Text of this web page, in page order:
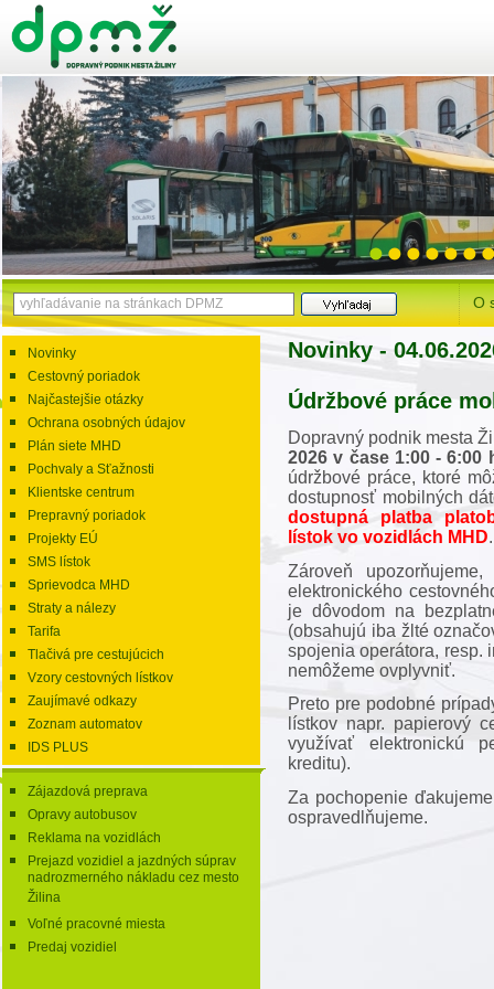
O
Novinky
Cestovný poriadok
Najčastejšie otázky
Ochrana osobných údajov
Plán siete MHD
Pochvaly a Sťažnosti
Klientske centrum
Prepravný poriadok
Projekty EÚ
SMS lístok
Sprievodca MHD
Straty a nálezy
Tarifa
Tlačivá pre cestujúcich
Vzory cestovných lístkov
Zaujímavé odkazy
Zoznam automatov
IDS PLUS
Zájazdová preprava
Opravy autobusov
Reklama na vozidlách
Prejazd vozidiel a jazdných súprav
nadrozmerného nákladu cez mesto
Žilina
Voľné pracovné miesta
Predaj vozidiel
Novinky -
Údržbové práce
Dopravný podnik mesta
2026 v čase 1:00 - 6:00
údržbové práce, ktoré
dostupnosť mobilných
dostupná platba
lístok vo vozidlách MHD.
Zároveň
elektronického
je dôvodom na
(obsahujú iba žlté
spojenia operátora, resp.
nemôžeme ovplyvniť.
Preto pre podobné
lístkov napr. papierový
využívať elektronickú
kreditu).
Za pochopenie
ospravedlňujeme.